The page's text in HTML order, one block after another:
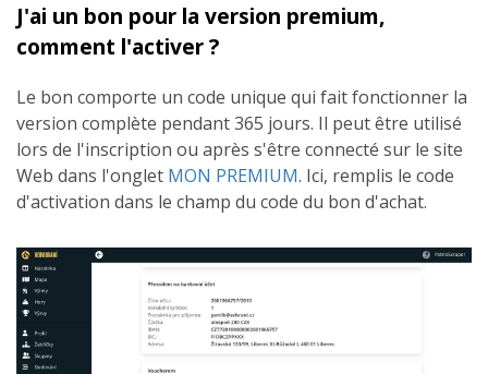
J'ai un bon pour la version premium,
comment l'activer ?
Le bon comporte un code unique qui fait fonctionner la
version complète pendant 365 jours. Il peut être utilisé
lors de l'inscription ou après s'être connecté sur le site
Web dans l'onglet MON PREMIUM. Ici, remplis le code
d'activation dans le champ du code du bon d'achat.